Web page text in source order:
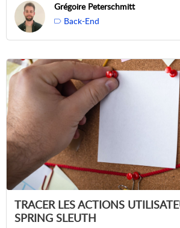
Grégoire Peterschmitt
Back-End
TRACER LES ACTIONS
SPRING SLEUTH